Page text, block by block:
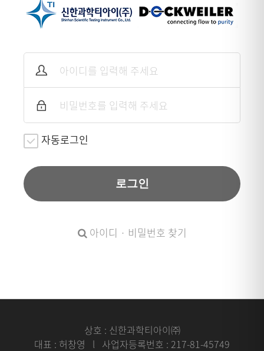
자동로그인
로그인
아이디 · 비밀번호 찾기
상호 : 신한과학티아이㈜
대표 : 허창영 l 사업자등록번호 : 217-81-45749